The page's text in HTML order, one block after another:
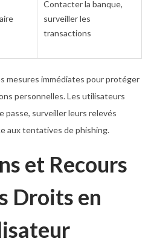
Contacter la banque,
surveiller les
transactions
mesures immédiates pour protéger
personnelles. Les utilisateurs
passe, surveiller leurs relevés
aux tentatives de phishing.
et Recours
Droits en